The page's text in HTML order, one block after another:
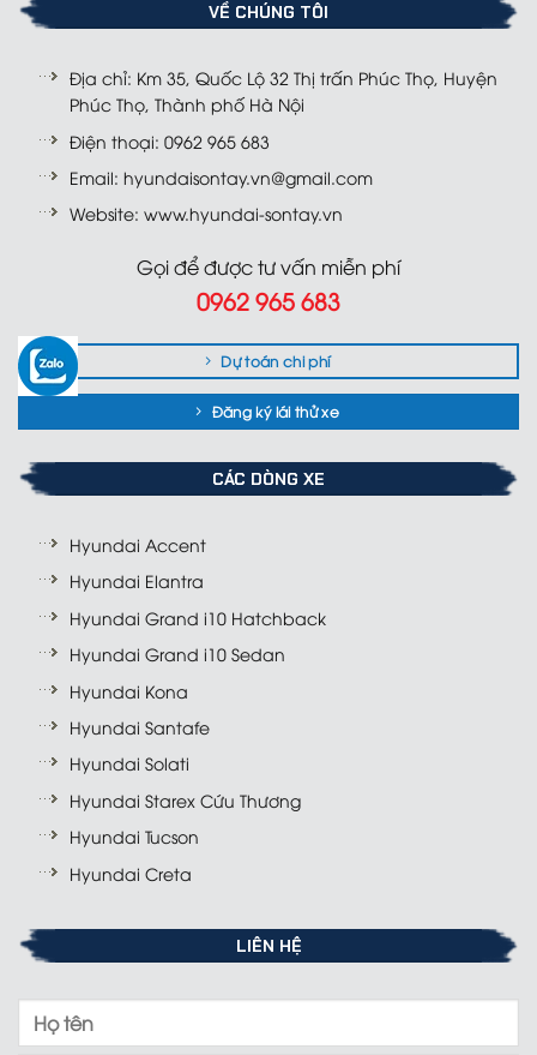
VỀ CHÚNG TÔI
Địa chỉ: Km 35, Quốc Lộ 32 Thị trấn Phúc Thọ, Huyện
Phúc Thọ, Thành phố Hà Nội
Điện thoại: 0962 965 683
Email: hyundaisontay.vn@gmail.com
Website: www.hyundai-sontay.vn
Gọi để được tư vấn miễn phí
0962 965 683
Dự toán chi phí
Đăng ký lái thử xe
CÁC DÒNG XE
Hyundai Accent
Hyundai Elantra
Hyundai Grand i10 Hatchback
Hyundai Grand i10 Sedan
Hyundai Kona
Hyundai Santafe
Hyundai Solati
Hyundai Starex Cứu Thương
Hyundai Tucson
Hyundai Creta
LIÊN HỆ